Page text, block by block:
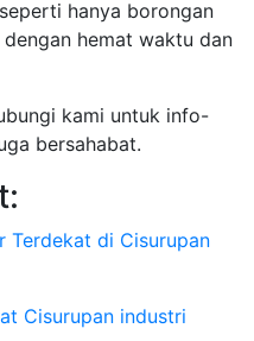
hanya borongan
hemat waktu dan
kami untuk info-
bersahabat.
Terdekat di Cisurupan
Cisurupan industri